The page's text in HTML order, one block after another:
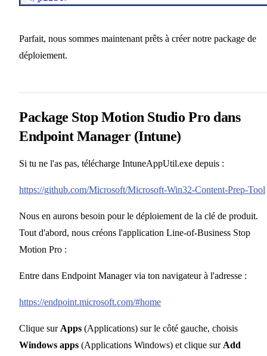
Parfait, nous sommes maintenant prêts à créer notre package de
déploiement.
Package Stop Motion Studio Pro dans
Endpoint Manager (Intune)
Si tu ne l'as pas, télécharge IntuneAppUtil.exe depuis :
https://github.com/Microsoft/Microsoft-Win32-Content-Prep-Tool
Nous en aurons besoin pour le déploiement de la clé de produit.
Tout d'abord, nous créons l'application Line-of-Business Stop
Motion Pro :
Entre dans Endpoint Manager via ton navigateur à l'adresse :
https://endpoint.microsoft.com/#home
Clique sur Apps (Applications) sur le côté gauche, choisis
Windows apps (Applications Windows) et clique sur Add